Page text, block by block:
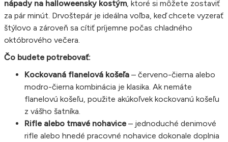
nápady na halloweensky kostým, ktoré si môžete zostaviť
za pár minút. Drvoštepár je ideálna voľba, keď chcete vyzerať
štýlovo a zároveň sa cítiť príjemne počas chladného
októbrového večera.
Čo budete potrebovať:
Kockovaná flanelová košeľa – červeno-čierna alebo
modro-čierna kombinácia je klasika. Ak nemáte
flanelovú košeľu, použite akúkoľvek kockovanú košeľu
z vášho šatníka.
Rifle alebo tmavé nohavice – jednoduché denimové
rifle alebo hnedé pracovné nohavice dokonale doplnia